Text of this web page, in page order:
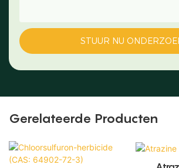
STUUR NU
Gerelateerde Producten